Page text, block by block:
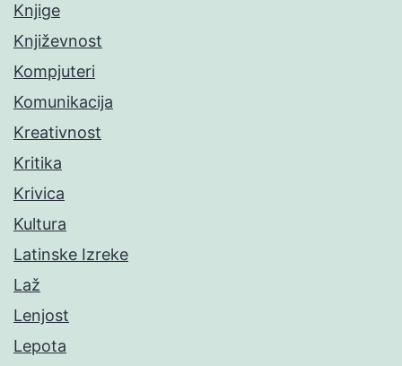
Knjige
Književnost
Kompjuteri
Komunikacija
Kreativnost
Kritika
Krivica
Kultura
Latinske Izreke
Laž
Lenjost
Lepota